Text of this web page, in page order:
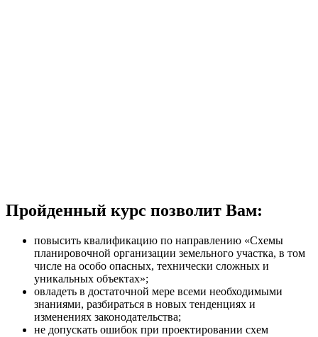
Пройденный курс позволит Вам:
повысить квалификацию по направлению «Схемы
планировочной организации земельного участка, в том
числе на особо опасных, технически сложных и
уникальных объектах»;
овладеть в достаточной мере всеми необходимыми
знаниями, разбираться в новых тенденциях и
изменениях законодательства;
не допускать ошибок при проектировании схем